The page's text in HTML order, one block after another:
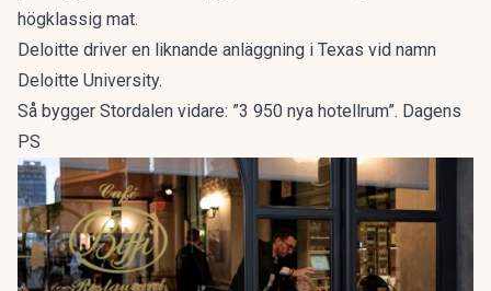
högklassig mat.
Deloitte driver en liknande anläggning i Texas vid namn
Deloitte University.
Så bygger Stordalen vidare: ”3 950 nya hotellrum”. Dagens
PS